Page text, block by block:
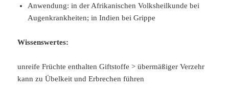
Anwendung: in der Afrikanischen Volksheilkunde bei
Augenkrankheiten; in Indien bei Grippe
Wissenswertes:
unreife Früchte enthalten Giftstoffe > übermäßiger Verzehr
kann zu Übelkeit und Erbrechen führen